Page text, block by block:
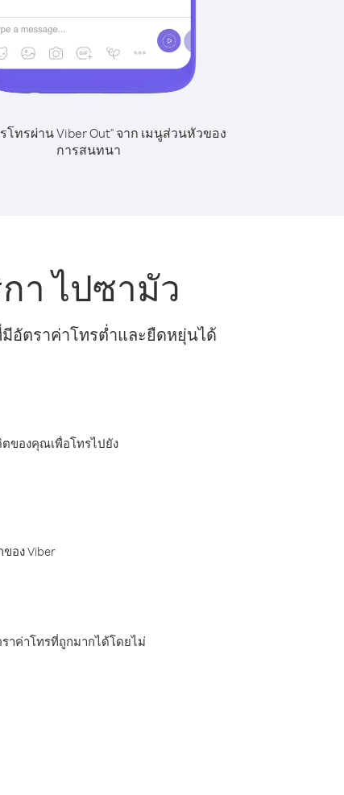
โทรผ่าน Viber Out" จาก เมนูส่วนหัวของ
การสนทนา
า ไปซามัว
อัตราค่าโทรต่ำและยืดหยุ่นได้
ตของคุณเพื่อโทรไปยัง
อง Viber
าค่าโทรที่ถูกมากได้โดยไม่